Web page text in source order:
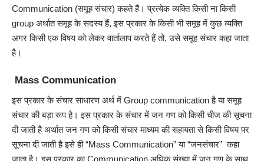
Communication (समूह संचार) कहते हैं। प्रत्येक व्यक्ति किसी ना किसी
group अर्थात समूह के सदस्य हैं, इस प्रकार के किसी भी समूह में कुछ व्यक्ति
अगर किसी एक विषय को लेकर वार्तालाप करते हैं तो, उसे समूह संचार कहा जाता
है।
Mass Communication
इस प्रकार के संचार साधारण अर्थ में Group communication है या समूह
संचार की बड़ा रूप है। इस प्रकार के संचार में जन गण को किसी चीज की सूचना
दी जाती है अर्थात जन गण को किसी संचार माध्यम की सहायता से किसी विषय पर
सूचना दी जाती है इसे ही “Mass Communication” या “जनसंचार” कहा